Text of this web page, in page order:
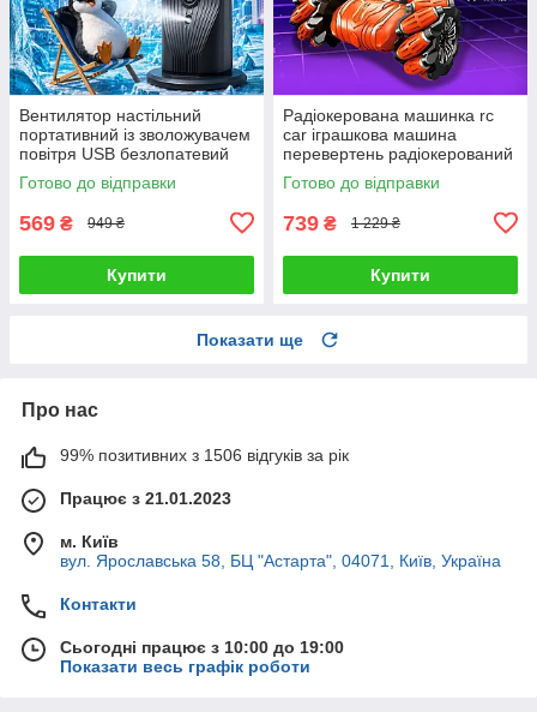
Вентилятор настільний
портативний із зволожувачем
повітря USB безлопатевий
охолоджувач персональний
міні кондиціонер LED
Готово до відправки
569 ₴ 949 ₴
Купити
Радіокерована машинка rc
car іграшкова машина
перевертень радіокерований
автомобіль для дітей трюкова
з жестовим браслетом
Готово до відправки
739 ₴ 1 229 ₴
Купити
Показати ще
Про нас
99% позитивних з 1506 відгуків за рік
Працює з 21.01.2023
м. Київ
вул. Ярославська 58, БЦ "Астарта", 04071, Київ, Україна
Контакти
Сьогодні працює з 10:00 до 19:00
Показати весь графік роботи